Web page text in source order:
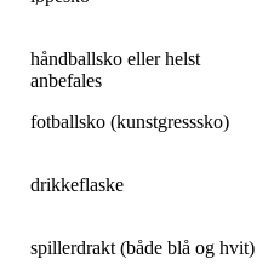
håndballsko eller helst
anbefales
fotballsko (kunstgresssko)
drikkeflaske
spillerdrakt (både blå og hvit)